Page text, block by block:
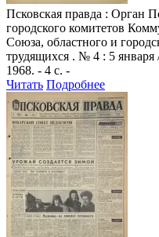
Псковская правда : Орган
городского комитетов
Союза, областного и
трудящихся . № 4 : 5 января
1968. - 4 с. -
Читать Подробнее